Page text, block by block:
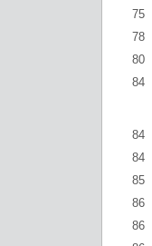
75
78
80
84
84
84
85
86
86